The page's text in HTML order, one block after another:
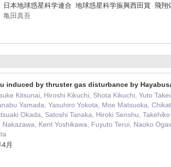
日本地球惑星科学連合 地球惑星科学振興西田賞 飛
亀田真吾
induced by thruster gas disturbance by
Kitsunai, Hiroshi Kikuchi, Shota Kikuchi, Yuto
Yamada, Yasuhiro Yokota, Moe Matsuoka,
Okada, Satoshi Tanaka, Hiroki Senshu,
Kent Yoshikawa, Fuyuto Terui, Naoko
月